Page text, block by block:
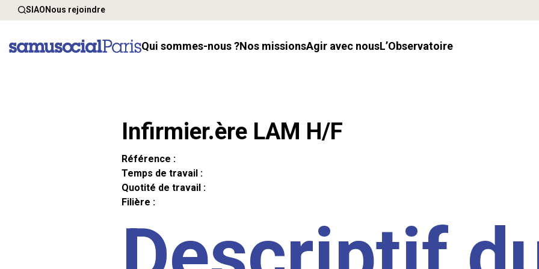
SIAONous rejoindre
Qui sommes-nous ? Nos missions Agir avec nous l’Observatoire
Infirmier.ère LAM H/F
Référence :
Temps de travail :
Quotité de travail :
Filière :